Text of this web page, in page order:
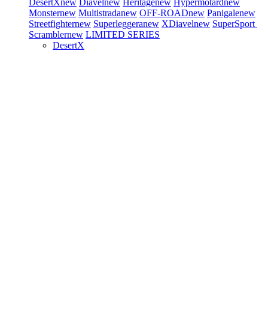
DesertXnew Diavelnew Heritagenew Hypermotardnew
Monsternew Multistradanew OFF-ROADnew Panigalenew
Streetfighternew Superleggeranew XDiavelnew SuperSport
Scramblernew LIMITED SERIES
DesertX